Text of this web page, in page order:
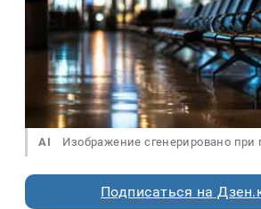
AI Изображение сгенерировано
Подписаться на